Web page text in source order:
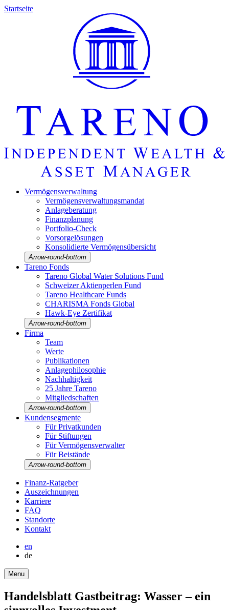
Startseite
Vermö­gens­ver­wal­tung
Vermö­gens­ver­wal­tungs­mandat
Anlage­be­ra­tung
Finanz­pla­nung
Portfolio-Check
Vorsorgelösungen
Konso­li­dierte Vermö­gens­über­sicht
Arrow-round-bottom
Tareno Fonds
Tareno Global Water Solutions Fund
Schweizer Aktien­perlen Fund
Tareno Health­care Funds
CHARISMA Fonds Global
Hawk-Eye Zerti­fikat
Arrow-round-bottom
Firma
Team
Werte
Publi­ka­tionen
Anlage­phi­lo­so­phie
Nachhal­tig­keit
25 Jahre Tareno
Mitglied­schaften
Arrow-round-bottom
Kunden­seg­mente
Für Privat­kunden
Für Stiftungen
Für Vermö­gens­ver­walter
Für Beistände
Arrow-round-bottom
Finanz-Ratgeber
Auszeich­nungen
Karriere
FAQ
Stand­orte
Kontakt
en
de
Menu
Handels­blatt Gastbei­trag: Wasser – ein